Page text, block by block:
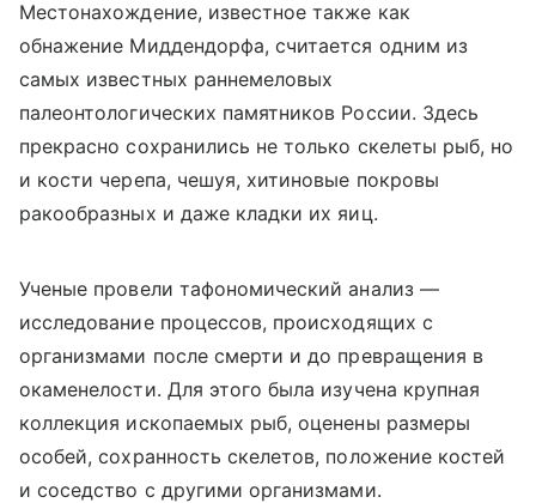
Местонахождение, известное также как
обнажение Миддендорфа, считается одним из
самых известных раннемеловых
палеонтологических памятников России. Здесь
прекрасно сохранились не только скелеты рыб, но
и кости черепа, чешуя, хитиновые покровы
ракообразных и даже кладки их яиц.
Ученые провели тафономический анализ —
исследование процессов, происходящих с
организмами после смерти и до превращения в
окаменелости. Для этого была изучена крупная
коллекция ископаемых рыб, оценены размеры
особей, сохранность скелетов, положение костей
и соседство с другими организмами.